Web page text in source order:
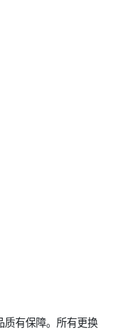
质有保障。所有更换